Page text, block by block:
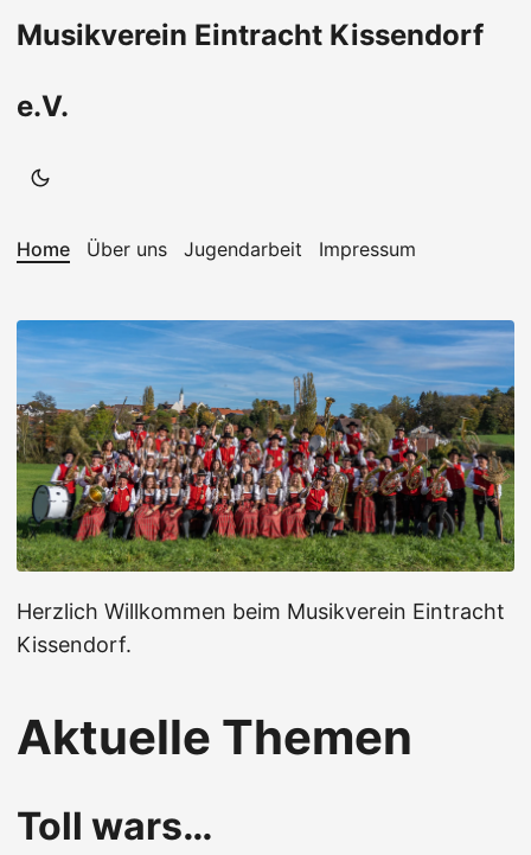
Musikverein Eintracht Kissendorf
e.V.
Home Über uns Jugendarbeit Impressum
Herzlich Willkommen beim Musikverein Eintracht
Kissendorf.
Aktuelle Themen
Toll wars…